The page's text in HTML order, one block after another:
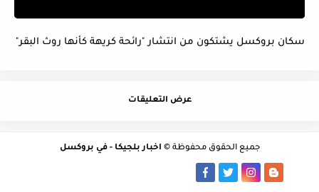
سكان بروكسل يشتكون من انتشار "رائحة كريهة كأنها روث البقر"
عرض التعليقات
جميع الحقوق محفوظة © اخبار بلجيكا - في بروكسل